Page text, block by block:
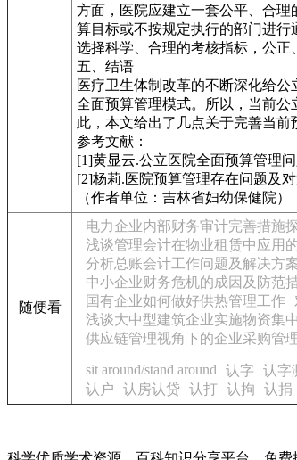
方面，医院应建立一套公平、合
算目标或不按规定执行的部门进
选择科学、合理的考核指标，公正
五、结语
医疗卫生体制改革的不断深化给
全面预算管理模式。所以，当前
此，本文给出了几点关于完善当
参考文献：
[1]黄显云.公立医院全面预算管理
[2]杨莉.医院预算管理存在问题及
（作者单位：吉林省妇幼保健院）
随便看
电力企业内部财务审计完善措施
浅谈管理会计在物业租赁中应用
分析总账会计工作问题及解决方
中小企业财务危机的成因及防范
国有企业如何做好供热管理工作
浅谈大中型建筑企业实施物资集
供应链管理视角下的企业采购管
sit around/stand around
认字 认字
认户
认房认贷 认打 认拘 认捐